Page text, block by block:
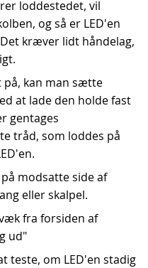
loddestedet, vil
og så er LED'en
kræver lidt håndelag,
kan man sætte
at lade den holde fast
gentages
tråd, som loddes på
modsatte side af
eller skalpel.
fra forsiden af
ud"
teste, om LED'en stadig